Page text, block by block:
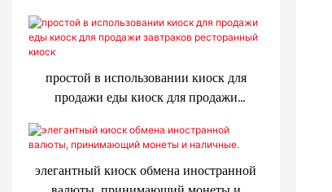
простой в использовании киоск для
продажи еды киоск для продажи
элегантный киоск обмена иностранной